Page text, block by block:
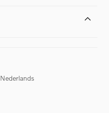
Nederlands